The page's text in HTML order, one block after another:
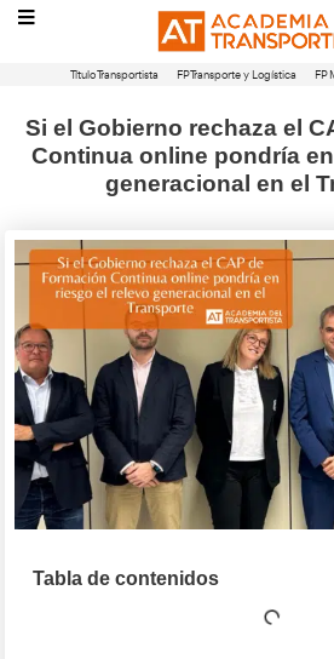
Si el Gobierno
Continua online
generacional